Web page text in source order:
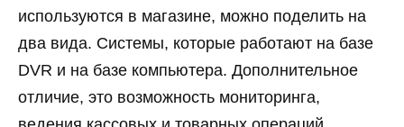
используются в магазине, можно поделить на
два вида. Системы, которые работают на базе
DVR и на базе компьютера. Дополнительное
отличие, это возможность мониторинга,